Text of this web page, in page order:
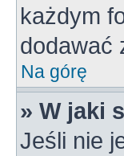
każdym
dodawać
Na górę
» W jaki
Jeśli nie